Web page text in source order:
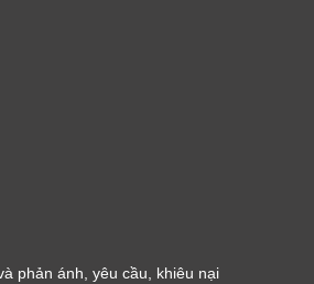
phản ánh, yêu cầu, khiêu nại